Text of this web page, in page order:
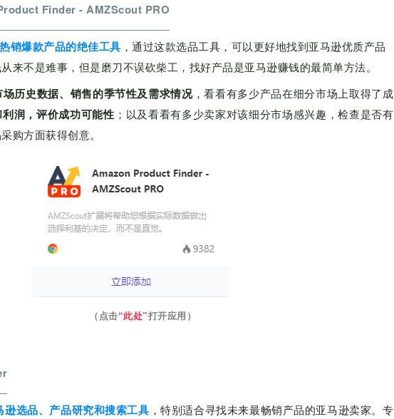
Finder - AMZScout PRO
销爆款产品的绝佳工具 ，通过这款选品工具，可以更好地找到亚马逊优质产品
来不是难事，但是磨刀不误砍柴工，找好产品是亚马逊赚钱的最简单方法。
历史数据、销售的季节性及需求情况，看看有多少产品在细分市场上取得了成
润，评价成功可能性 ；以及看看有多少卖家对该细分市场感兴趣，检查是否有
购方面获得创意。
（点击“此处”打开应用）
选品、产品研究和搜索工具 ，特别适合寻找未来最畅销产品的亚马逊卖家。专